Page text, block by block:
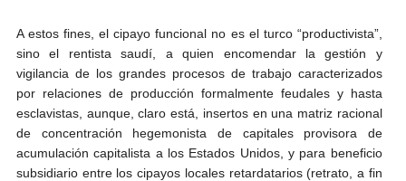
A estos fines, el cipayo funcional no es el turco “productivista”,
sino el rentista saudí, a quien encomendar la gestión y
vigilancia de los grandes procesos de trabajo caracterizados
por relaciones de producción formalmente feudales y hasta
esclavistas, aunque, claro está, insertos en una matriz racional
de concentración hegemonista de capitales provisora de
acumulación capitalista a los Estados Unidos, y para beneficio
subsidiario entre los cipayos locales retardatarios (retrato, a fin